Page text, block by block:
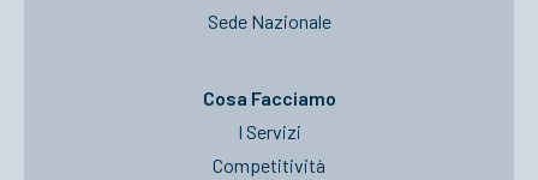
Sede Nazionale
Cosa Facciamo
I Servizi
Competitività